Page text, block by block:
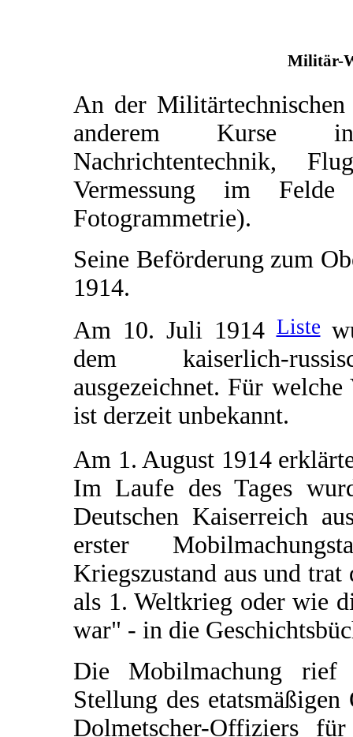
Militär-
An der
anderem Kurse in
Nachrichtentechnik,
Vermessung im
Fotogrammetrie).
Seine Beförderung zum
1914.
Am 10. Juli 1914Liste
dem kaiserlich-
ausgezeichnet. Für
ist derzeit unbekannt.
Am 1. August 1914
Im Laufe des Tages
Deutschen Kaiserreich
erster
Kriegszustand aus und
als 1. Weltkrieg oder wie
war" - in die
Die Mobilmachung rief
Stellung des
Dolmetscher-Offiziers